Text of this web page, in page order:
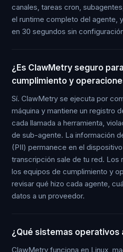
canales, tareas cron,
el runtime completo del agente,
en 30 segundos sin
¿Es ClawMetry seguro
cumplimiento y
Sí. ClawMetry se ejecuta por
máquina y mantiene un registro
cada llamada a herramienta,
de sub-agente. La información
(PII) permanece en el
transcripción sale de tu red. Los
los equipos de cumplimiento y
revisar qué hizo cada agente,
datos a un proveedor.
¿Qué sistemas operativos
ClawMetry funciona en Linux,